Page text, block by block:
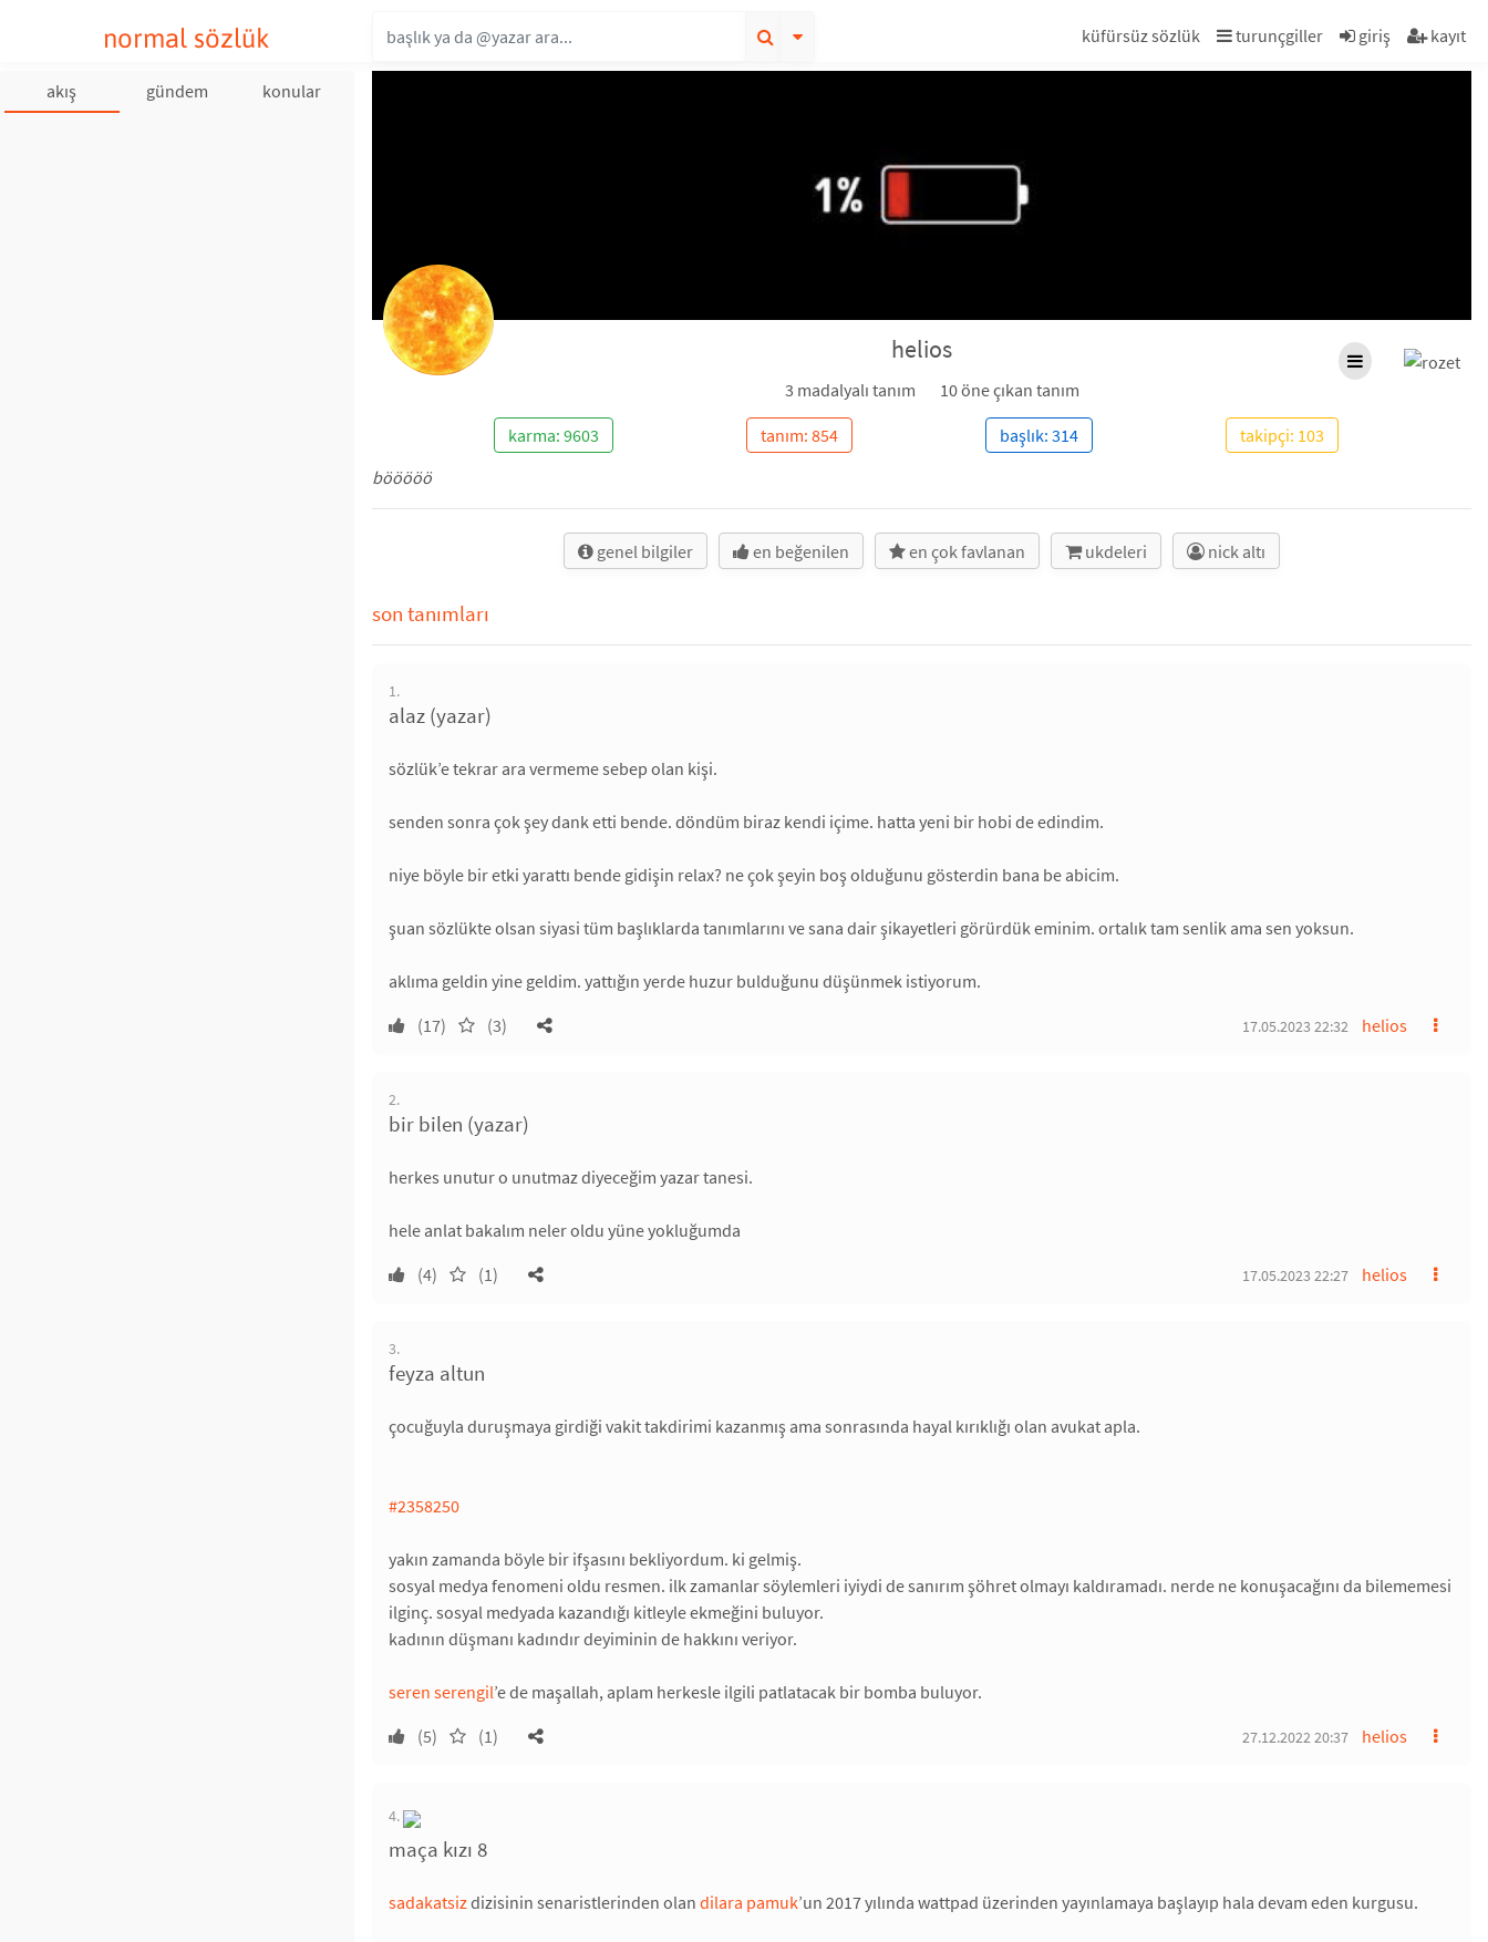
normal sözlük küfürsüz sözlük turunçgiller giriş kayıt
akış gündem konular
helios
3 madalyalı tanım 10 öne çıkan tanım
karma: 9603 tanım: 854 başlık: 314
takipçi: 103
bööööö
genel bilgiler en beğenilen en çok favlanan ukdeleri nick altı
son tanımları
1.
alaz (yazar)
sözlük’e tekrar ara vermeme sebep olan kişi.
senden sonra çok şey dank etti bende. döndüm biraz kendi içime. hatta yeni bir hobi de edindim.
niye böyle bir etki yarattı bende gidişin relax? ne çok şeyin boş olduğunu gösterdin bana be abicim.
şuan sözlükte olsan siyasi tüm başlıklarda tanımlarını ve sana dair şikayetleri görürdük eminim. ortalık tam senlik ama sen yoksun.
aklıma geldin yine geldim. yattığın yerde huzur bulduğunu düşünmek istiyorum.
(17)
(3) helios
17.05.2023 22:32
2.
bir bilen (yazar)
herkes unutur o unutmaz diyeceğim yazar tanesi.
hele anlat bakalım neler oldu yüne yokluğumda
(4)
(1) helios
17.05.2023 22:27
3.
feyza altun
çocuğuyla duruşmaya girdiği vakit takdirimi kazanmış ama sonrasında hayal kırıklığı olan avukat apla.
#2358250
yakın zamanda böyle bir ifşasını bekliyordum. ki gelmiş.
sosyal medya fenomeni oldu resmen. ilk zamanlar söylemleri iyiydi de sanırım şöhret olmayı kaldıramadı. nerde ne konuşacağını da bilememesi
ilginç. sosyal medyada kazandığı kitleyle ekmeğini buluyor.
kadının düşmanı kadındır deyiminin de hakkını veriyor.
seren serengil’e de maşallah, aplam herkesle ilgili patlatacak bir bomba buluyor.
(5)
(1) helios
27.12.2022 20:37
4.
maça kızı 8
sadakatsizdizisinin senaristlerinden olan dilara pamuk’un 2017 yılında wattpad üzerinden yayınlamaya başlayıp hala devam eden kurgusu.